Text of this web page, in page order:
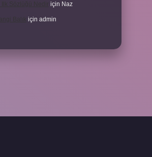
için Naz
için admin